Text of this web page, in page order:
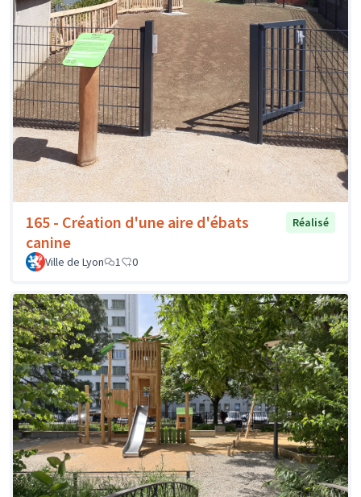
165 - Création d'une aire d'ébats
canine
Réalisé
Ville de Lyon 1 0